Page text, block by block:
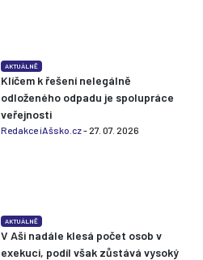
AKTUÁLNĚ
Klíčem k řešení nelegálně
odloženého odpadu je spolupráce
veřejnosti
Redakce iAšsko.cz- 27. 07. 2026
AKTUÁLNĚ
V Aši nadále klesá počet osob v
exekuci, podíl však zůstává vysoký